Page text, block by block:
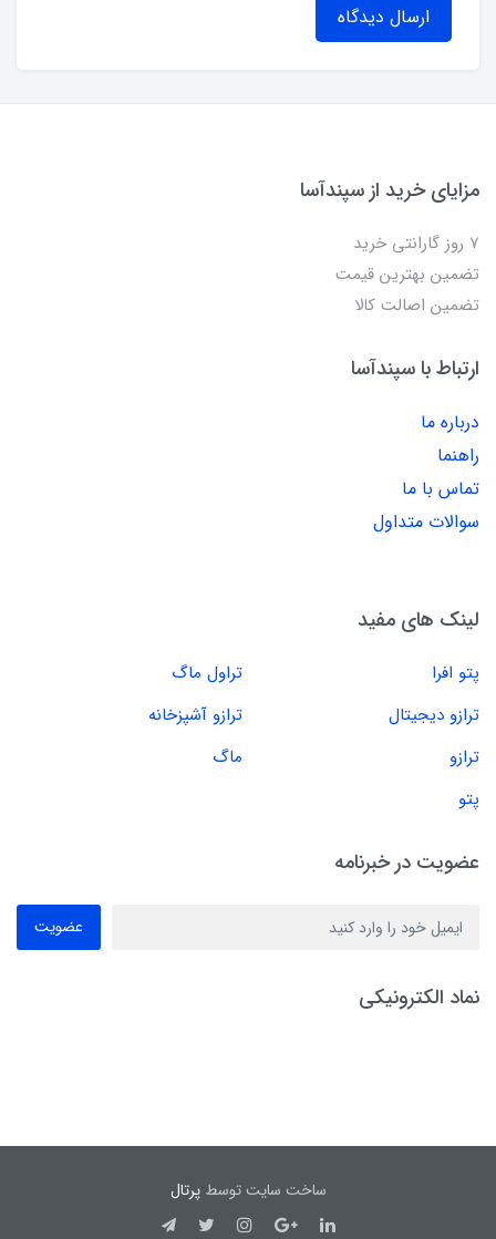
ارسال دیدگاه
مزایای خرید از سپندآسا
7 روز گارانتی خرید
تضمین بهترین قیمت
تضمین اصالت کالا
ارتباط با سپندآسا
درباره ما
راهنما
تماس با ما
سوالات متداول
لینک های مفید
پتو افرا
تراول ماگ
ترازو دیجیتال
ترازو آشپزخانه
ترازو
ماگ
پتو
عضویت در خبرنامه
عضویت
نماد الکترونیکی
ساخت سایت توسطپرتال